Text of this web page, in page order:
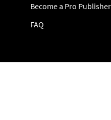
Become a Pro Publisher
FAQ